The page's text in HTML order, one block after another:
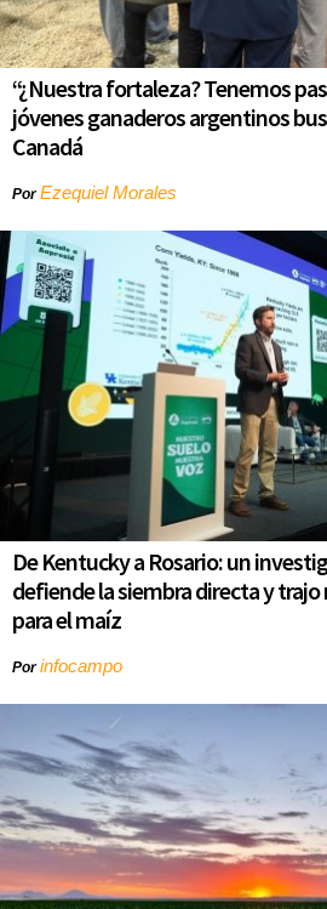
“¿Nuestra fortaleza? Tenemos
jóvenes ganaderos argentinos
Canadá
PorEzequiel Morales
De Kentucky a Rosario: un
defiende la siembra directa y
para el maíz
Porinfocampo